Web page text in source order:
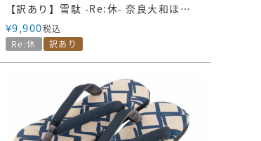
【訳あり】雪駄 -Re:休- 奈良大和ほうじ茶染め のぞき花緒 山吹麻花緒【レディース】｜R1160Z-Lサイズ
¥9,900税込
Re:休
訳あり